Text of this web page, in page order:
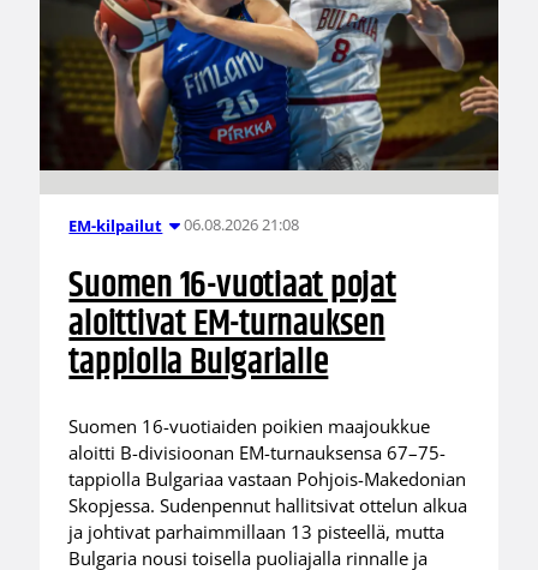
EM-kilpailut 06.08.2026 21:08
Suomen 16-vuotiaat pojat
aloittivat EM-turnauksen
tappiolla Bulgarialle
Suomen 16-vuotiaiden poikien maajoukkue
aloitti B-divisioonan EM-turnauksensa 67–75-
tappiolla Bulgariaa vastaan Pohjois-Makedonian
Skopjessa. Sudenpennut hallitsivat ottelun alkua
ja johtivat parhaimmillaan 13 pisteellä, mutta
Bulgaria nousi toisella puoliajalla rinnalle ja